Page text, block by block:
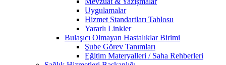
Uygulamalar
Hizmet Standartları Tablosu
Yararlı Linkler
Bulaşıcı Olmayan Hastalıklar Birimi
Şube Görev Tanımları
Eğitim Materyalleri / Saha Rehberleri